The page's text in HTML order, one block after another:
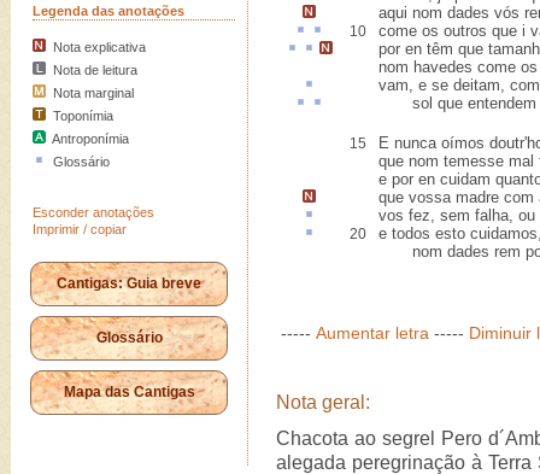
Legenda das anotações
Nota explicativa
Nota de leitura
Nota marginal
Toponímia
Antroponímia
Glossário
Esconder anotações
Imprimir / copiar
Cantigas: Guia breve
Glossário
Mapa das Cantigas
aqui nom dades vós
10 come os outros que i
por en têm que
nom havedes come
vam, e se deitam,
sol que entendem
15
E nunca oímos
que nom temesse mal
e por en cuidam
que vossa madre com
vos fez, sem falha, ou
20 e todos esto
nom dades rem
----- Aumentar letra ----- Diminuir
Nota geral:
Chacota ao segrel Pero
alegada peregrinação à